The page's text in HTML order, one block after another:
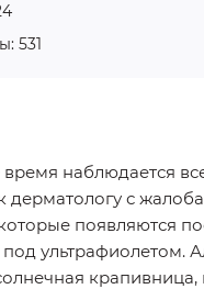
531
наблюдается
дерматологу с
появляются
ультрафиолетом.